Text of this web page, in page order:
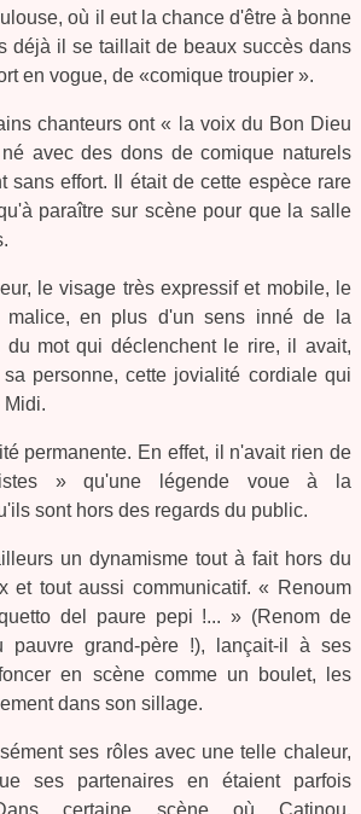
où il eut la chance d'être à bonne
déjà il se taillait de beaux succès dans
en vogue, de «comique troupier ».
chanteurs ont « la voix du Bon Dieu
avec des dons de comique naturels
sans effort. Il était de cette espèce rare
paraître sur scène pour que la salle
le visage très expressif et mobile, le
malice, en plus d'un sens inné de la
du mot qui déclenchent le rire, il avait,
personne, cette jovialité cordiale qui
Midi.
permanente. En effet, il n'avait rien de
» qu'une légende voue à la
sont hors des regards du public.
un dynamisme tout à fait hors du
et tout aussi communicatif. « Renoum
del paure pepi !... » (Renom de
grand-père !), lançait-il à ses
en scène comme un boulet, les
dans son sillage.
ses rôles avec une telle chaleur,
ses partenaires en étaient parfois
certaine scène où Catinou,